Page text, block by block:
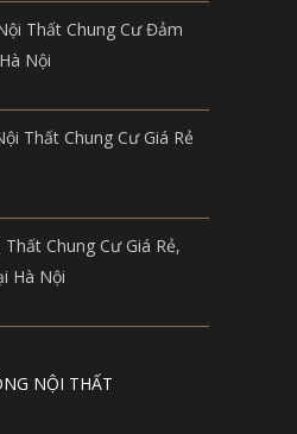
Thất Chung Cư Đảm
Nội
Thất Chung Cư Giá Rẻ
Chung Cư Giá Rẻ,
Hà Nội
NỘI THẤT